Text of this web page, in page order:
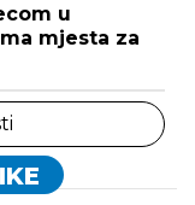
u
mjesta za